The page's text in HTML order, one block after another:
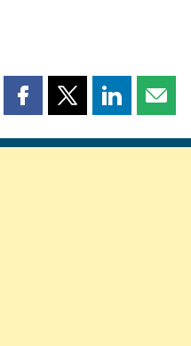
Partager
page
Partager
page
Partager
page page